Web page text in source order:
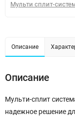
Мульти сплит-
Описание
Описание
Мульти-сплит
надежное решение